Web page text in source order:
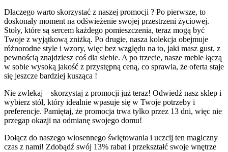
Dlaczego warto skorzystać z naszej promocji ? Po pierwsze, to
doskonały moment na odświeżenie swojej przestrzeni życiowej.
Stoły, które są sercem każdego pomieszczenia, teraz mogą być
Twoje z wyjątkową zniżką. Po drugie, nasza kolekcja obejmuje
różnorodne style i wzory, więc bez względu na to, jaki masz gust, z
pewnością znajdziesz coś dla siebie. A po trzecie, nasze meble łączą
w sobie wysoką jakość z przystępną ceną, co sprawia, że oferta staje
się jeszcze bardziej kusząca !
Nie zwlekaj – skorzystaj z promocji już teraz! Odwiedź nasz sklep i
wybierz stół, który idealnie wpasuje się w Twoje potrzeby i
preferencje. Pamiętaj, że promocja trwa tylko przez 13 dni, więc nie
przegap okazji na odmianę swojego domu!
Dołącz do naszego wiosennego świętowania i uczcij ten magiczny
czas z nami! Zdobądź swój 13% rabat i przekształć swoje wnętrze